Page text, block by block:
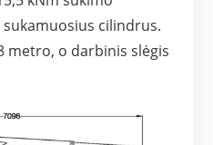
cilindrus.
metro, o darbinis slėgis